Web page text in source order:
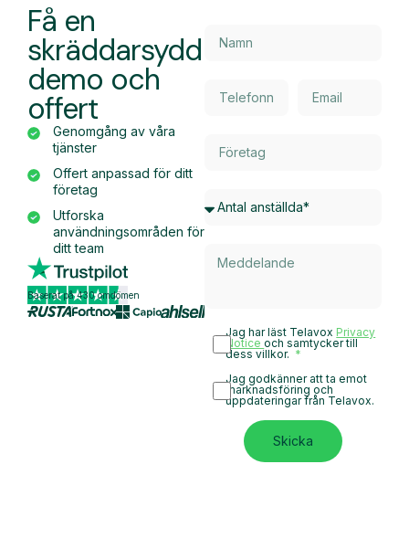
Få en
skräddarsydd
demo och
offert
Genomgång av våra
tjänster
Offert anpassad för ditt
företag
Utforska
användningsområden för
ditt team
Baserat på 430 omdömen
Jag har läst Telavox Privacy
Noticeoch samtycker till
dess villkor.
Jag godkänner att ta emot
marknadsföring och
uppdateringar från Telavox.
Skicka